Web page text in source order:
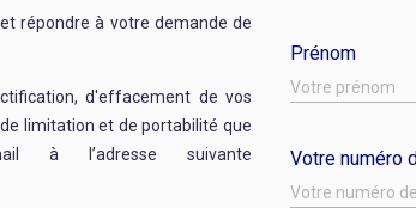
répondre à votre demande de
d'effacement de vos
limitation et de portabilité que
à l’adresse suivante
Prénom
Votre numéro